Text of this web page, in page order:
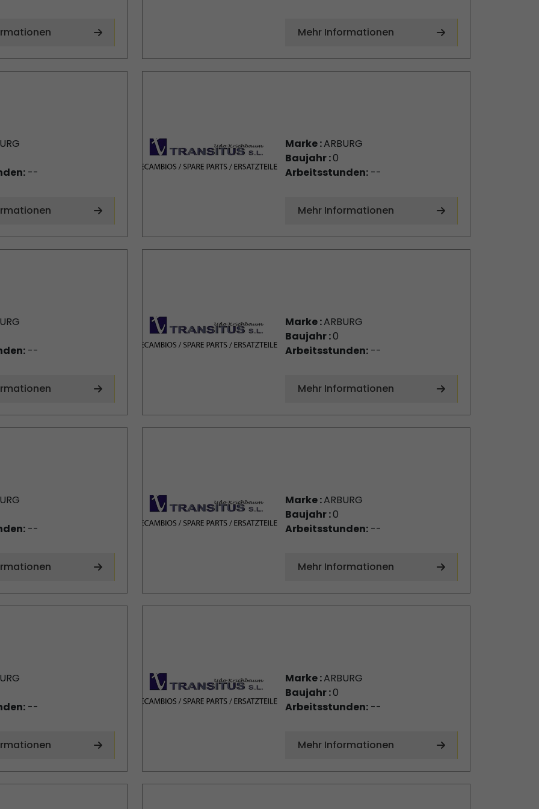
Mehr Informationen
--
Marke :ARBURG
Baujahr :0
Arbeitsstunden:--
Mehr Informationen
--
Marke :ARBURG
Baujahr :0
Arbeitsstunden:--
Mehr Informationen
--
Marke :ARBURG
Baujahr :0
Arbeitsstunden:--
Mehr Informationen
--
Marke :ARBURG
Baujahr :0
Arbeitsstunden:--
Mehr Informationen